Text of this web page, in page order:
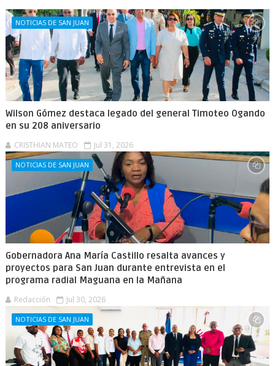
NOTICIAS DE SAN JUAN
Wilson Gómez destaca legado del general Timoteo Ogando
en su 208 aniversario
CRISTHIAN MATEO Jul 31, 2026
NOTICIAS DE SAN JUAN
Gobernadora Ana María Castillo resalta avances y
proyectos para San Juan durante entrevista en el
programa radial Maguana en la Mañana
Redacción Jul 30, 2026
NOTICIAS DE SAN JUAN